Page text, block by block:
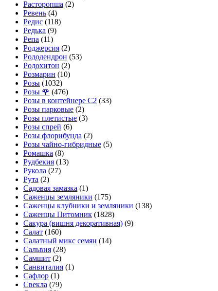
Расторопша (2)
Ревень (4)
Редис (118)
Редька (9)
Репа (11)
Роджерсия (2)
Рододендрон (53)
Родохитон (2)
Розмарин (10)
Розы (1032)
Розы 🌹 (476)
Розы в контейнере С2 (33)
Розы парковые (2)
Розы плетистые (3)
Розы спрей (6)
Розы флорибунда (2)
Розы чайно-гибридные (5)
Ромашка (8)
Рудбекия (13)
Рукола (27)
Рута (2)
Садовая замазка (1)
Саженцы земляники (175)
Саженцы клубники и земляники (138)
Саженцы Питомник (1828)
Сакура (вишня декоративная) (9)
Салат (160)
Салатный микс семян (14)
Сальвия (28)
Самшит (2)
Санвиталия (1)
Сафлор (1)
Свекла (79)